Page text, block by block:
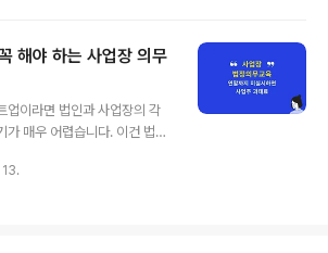
기대합니다. 사업주분들은 아
들에게 내년 6월까지 받을
주시고, 아직 건강검진 예약
내년 6월 전까지 수검을 받
직장가입자가 과태료를 내
해야 하는 사업장 의무
업이라면 법인과 사업장의 각
가 매우 어렵습니다. 이건 법인
그걸 쫓아가기가 힘들거든요.